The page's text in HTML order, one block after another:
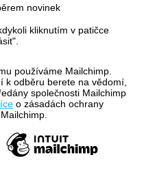
novinek
kliknutím v patičce
používáme Mailchimp.
k odběru berete na vědomí,
společnosti Mailchimp
o zásadách ochrany